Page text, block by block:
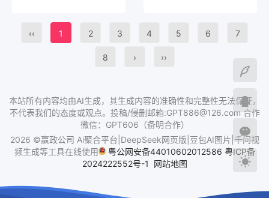
‹‹ 1 2 3 4 5 6 7
8 › ››
本站所有内容均由AI生成，其生成内容的准确性和完整性无法保证，
不代表我们的态度或观点。投稿/侵删邮箱:GPT886@126.com 合作
微信：GPT606（备明合作）
2026 ©赢政公司 Ai聚合平台|DeepSeek网页版|豆包AI图片|千问视
频生成等工具在线使用
粤公网安备44010602012586 粤ICP备
2024222552号-1
网站地图